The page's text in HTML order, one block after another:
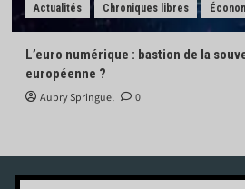
Actualités Chroniques libres
L’euro numérique : bastion de la
européenne ?
Aubry Springuel 0
A propos Envoyer un